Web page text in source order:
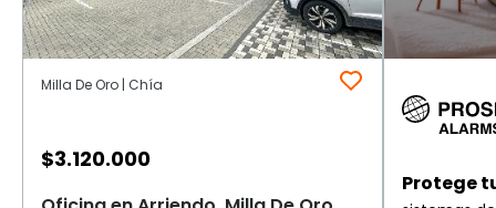
Milla De Oro | Chía
$3.120.000
Protege